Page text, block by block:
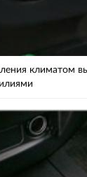
климатом